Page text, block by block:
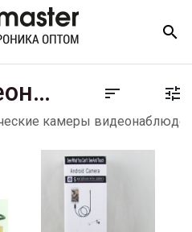

Камеры видеонаблюдения  
камеры